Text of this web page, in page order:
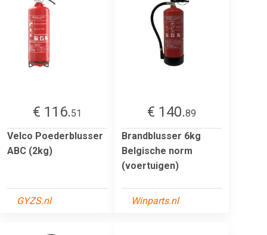
€ 116.51
Velco Poederblusser
ABC (2kg)
GYZS.nl
€ 140.89
Brandblusser 6kg
Belgische norm
(voertuigen)
Winparts.nl